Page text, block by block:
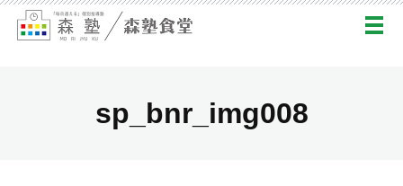
メ
sp_bnr_img008